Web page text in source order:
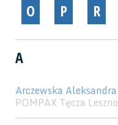
O
P R
A
Arczewska Aleksandra
POMPAX Tęcza Leszno